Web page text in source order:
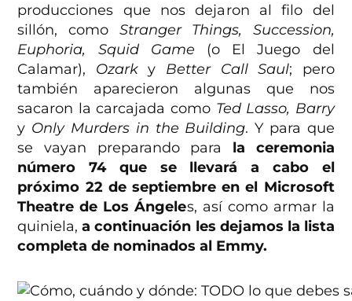
producciones que nos dejaron al filo del
sillón, como Stranger Things, Succession,
Euphoria, Squid Game (o El Juego del
Calamar), Ozarky Better Call Saul; pero
también aparecieron algunas que nos
sacaron la carcajada como Ted Lasso, Barry
y Only Murders in the Building. Y para que
se vayan preparando para la ceremonia
número 74 que se llevará a cabo el
próximo 22 de septiembre en el Microsoft
Theatre de Los Ángeles, así como armar la
quiniela,a continuación les dejamos la lista
completa de nominados al Emmy.